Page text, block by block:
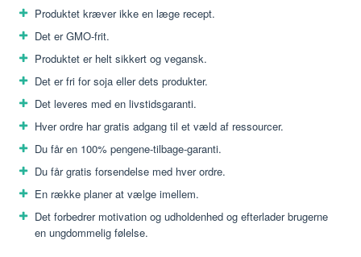
Produktet kræver ikke en læge recept.
Det er GMO-frit.
Produktet er helt sikkert og vegansk.
Det er fri for soja eller dets produkter.
Det leveres med en livstidsgaranti.
Hver ordre har gratis adgang til et væld af ressourcer.
Du får en 100% pengene-tilbage-garanti.
Du får gratis forsendelse med hver ordre.
En række planer at vælge imellem.
Det forbedrer motivation og udholdenhed og efterlader brugerne
en ungdommelig følelse.